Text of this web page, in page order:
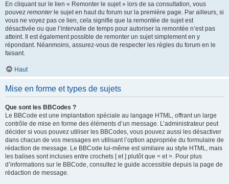
En cliquant sur le lien « Remonter le sujet » lors de sa consultation, vous
pouvez remonterle sujet en haut du forum sur la première page. Par ailleurs, si
vous ne voyez pas ce lien, cela signifie que la remontée de sujet est
désactivée ou que l’intervalle de temps pour autoriser la remontée n’est pas
atteint. Il est également possible de remonter un sujet simplement en y
répondant. Néanmoins, assurez-vous de respecter les règles du forum en le
faisant.
Haut
Mise en forme et types de sujets
Que sont les BBCodes ?
Le BBCode est une implantation spéciale au langage HTML, offrant un large
contrôle de mise en forme des éléments d’un message. L’administrateur peut
décider si vous pouvez utiliser les BBCodes, vous pouvez aussi les désactiver
dans chacun de vos messages en utilisant l’option appropriée du formulaire de
rédaction de message. Le BBCode lui-même est similaire au style HTML, mais
les balises sont incluses entre crochets [ et ] plutôt que < et >. Pour plus
d’informations sur le BBCode, consultez le guide accessible depuis la page de
rédaction de message.